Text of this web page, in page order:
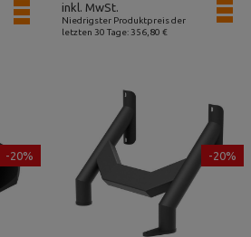
Niedrigster Produktpreis der
letzten 30 Tage: 356,80 €
inkl. MwSt.
-20% -20%